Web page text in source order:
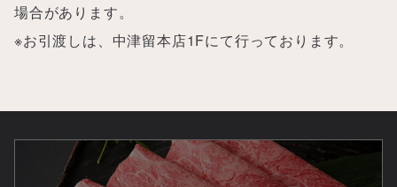
場合があります。
※お引渡しは、中津留本店1Fにて行っております。